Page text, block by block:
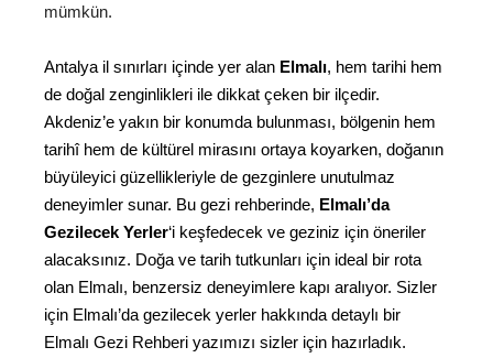
mümkün.
Antalya il sınırları içinde yer alan Elmalı, hem tarihi hem
de doğal zenginlikleri ile dikkat çeken bir ilçedir.
Akdeniz’e yakın bir konumda bulunması, bölgenin hem
tarihî hem de kültürel mirasını ortaya koyarken, doğanın
büyüleyici güzellikleriyle de gezginlere unutulmaz
deneyimler sunar. Bu gezi rehberinde, Elmalı’da
Gezilecek Yerler‘i keşfedecek ve geziniz için öneriler
alacaksınız. Doğa ve tarih tutkunları için ideal bir rota
olan Elmalı, benzersiz deneyimlere kapı aralıyor. Sizler
için Elmalı’da gezilecek yerler hakkında detaylı bir
Elmalı Gezi Rehberi yazımızı sizler için hazırladık.